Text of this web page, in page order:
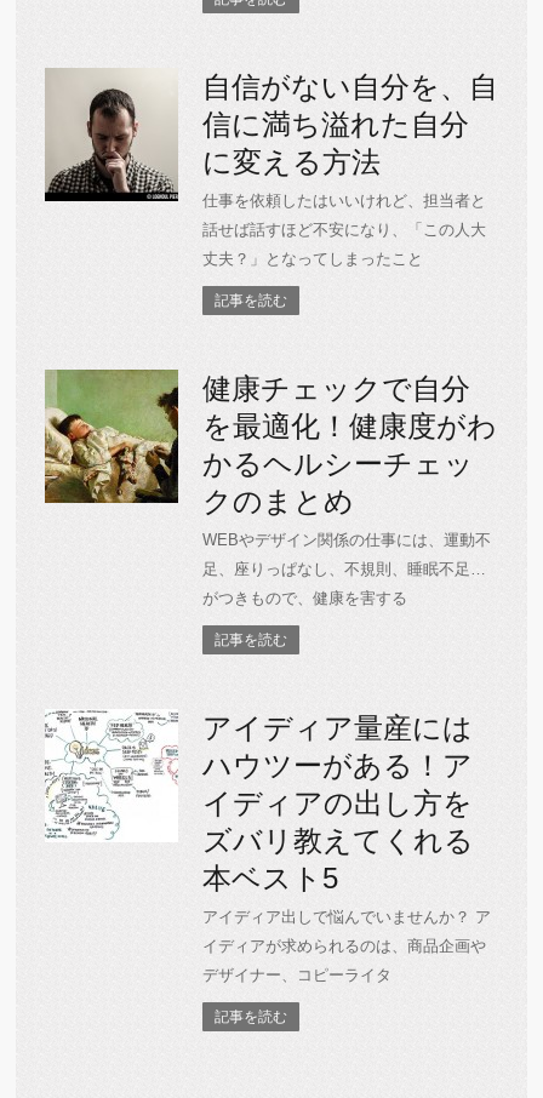
自信がない自分を、自
信に満ち溢れた自分
に変える方法
仕事を依頼したはいいけれど、担当者と
話せば話すほど不安になり、「この人大
丈夫？」となってしまったこと
記事を読む
健康チェックで自分
を最適化！健康度がわ
かるヘルシーチェッ
クのまとめ
WEBやデザイン関係の仕事には、運動不
足、座りっぱなし、不規則、睡眠不足…
がつきもので、健康を害する
記事を読む
アイディア量産には
ハウツーがある！ア
イディアの出し方を
ズバリ教えてくれる
本ベスト5
アイディア出しで悩んでいませんか？ ア
イディアが求められるのは、商品企画や
デザイナー、コピーライタ
記事を読む